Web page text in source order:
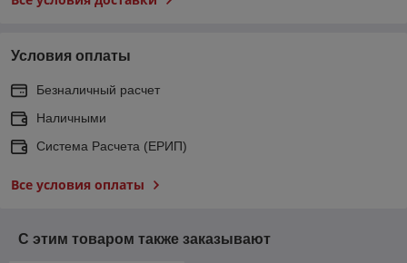
Условия оплаты
Безналичный расчет
Наличными
Система Расчета (ЕРИП)
Все условия оплаты
С этим товаром также заказывают